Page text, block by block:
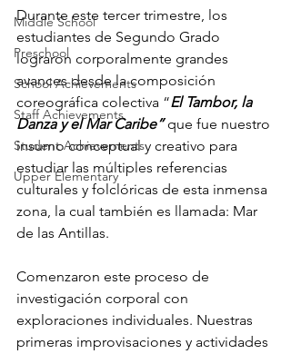
Middle School
Preschool
School Achievements
Staff Achievements
Student Achievements
Upper Elementary
Durante este tercer trimestre, los
estudiantes de Segundo Grado
lograron corporalmente grandes
avances desde la composición
coreográfica colectiva “El Tambor, la
Danza y el Mar Caribe” que fue nuestro
insumo conceptual y creativo para
estudiar las múltiples referencias
culturales y folclóricas de esta inmensa
zona, la cual también es llamada: Mar
de las Antillas.
Comenzaron este proceso de
investigación corporal con
exploraciones individuales. Nuestras
primeras improvisaciones y actividades